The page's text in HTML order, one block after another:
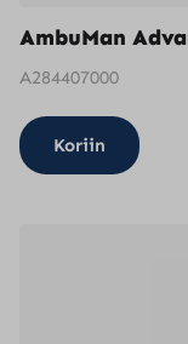
AmbuMan
A284407000
Koriin